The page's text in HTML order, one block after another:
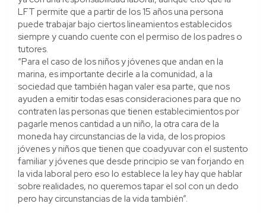
LFT permite que a partir de los 15 años una persona
puede trabajar bajo ciertos lineamientos establecidos
siempre y cuando cuente con el permiso de los padres o
tutores.
“Para el caso de los niños y jóvenes que andan en la
marina, es importante decirle a la comunidad, a la
sociedad que también hagan valer esa parte, que nos
ayuden a emitir todas esas consideraciones para que no
contraten las personas que tienen establecimientos por
pagarle menos cantidad a un niño, la otra cara de la
moneda hay circunstancias de la vida, de los propios
jóvenes y niños que tienen que coadyuvar con el sustento
familiar y jóvenes que desde principio se van forjando en
la vida laboral pero eso lo establece la ley hay que hablar
sobre realidades, no queremos tapar el sol con un dedo
pero hay circunstancias de la vida también”.